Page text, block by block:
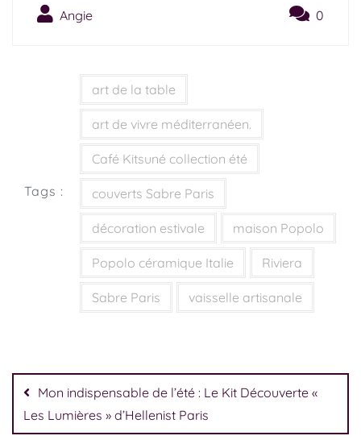
Angie 0
Tags :
art de la table
art de vivre méditerranéen.
Café Kitsuné collection été
couverts Sabre Paris
décoration estivale maison Popolo
Popolo céramique Italie Riviera
Sabre Paris vaisselle artisanale
Mon indispensable de l’été : Le Kit Découverte «
Les Lumières » d’Hellenist Paris